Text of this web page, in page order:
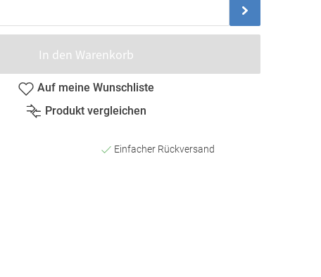
In den Warenkorb
Auf meine Wunschliste
Produkt vergleichen
Einfacher Rückversand